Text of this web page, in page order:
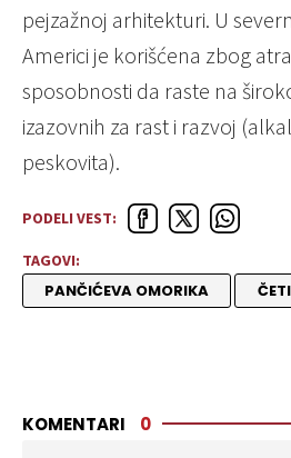
pejzažnoj arhitekturi. U
Americi je korišćena zbog
sposobnosti da raste na
izazovnih za rast i razvoj
peskovita).
PODELI VEST:
TAGOVI:
PANČIĆEVA OMORIKA
KOMENTARI 0